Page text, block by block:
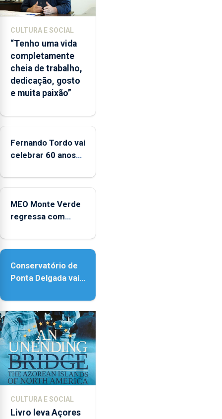
início
da
época
balnear
CULTURA E SOCIAL
“Tenho uma vida
completamente
cheia de trabalho,
dedicação, gosto
e muita paixão”
Fernando Tordo vai
celebrar 60 anos
Coliseu Micaelense
MEO Monte Verde
regressa com
acessibilidade
Conservatório de
Ponta Delgada vai
instrumentos
CULTURA E SOCIAL
Livro leva Açores